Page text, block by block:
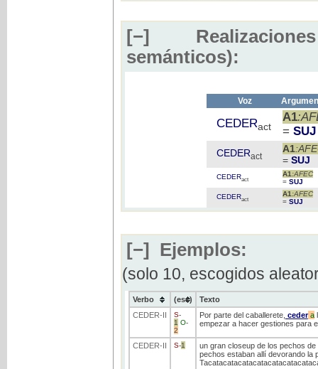
[−]
semánticos):
Voz
CEDERact
A1
= SUJ
CEDERact
A1
= SUJ
CEDERact
A1 :AFEC
= SUJ
CEDERact
A1 :AFEC
= SUJ
[−] Ejemplos:
(solo 10, escogidos
Verbo (ess)
Texto
CEDER-II S-
1 O-
2
Por parte del caballerete, cedera
empezar a hacer gestiones para
CEDER-II S-1
un gran closeup de los pechos
pechos estaban allí devorando la